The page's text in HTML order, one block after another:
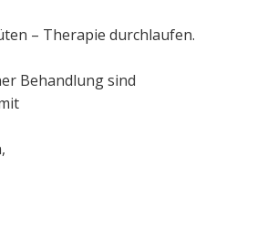
– Therapie durchlaufen.
Behandlung sind